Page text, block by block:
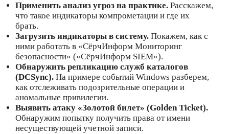
Применить анализ угроз на практике. Расскажем,
что такое индикаторы компрометации и где их
брать.
Загрузить индикаторы в систему. Покажем, как с
ними работать в «СёрчИнформ Мониторинг
безопасности» («СёрчИнформ SIEM»).
Обнаружить репликацию служб каталогов
(DCSync). На примере событий Windows разберем,
как отслеживать подозрительные операции и
аномальные привилегии.
Выявить атаку «Золотой билет» (Golden Ticket).
Обнаружим попытку получить права от имени
несуществующей учетной записи.